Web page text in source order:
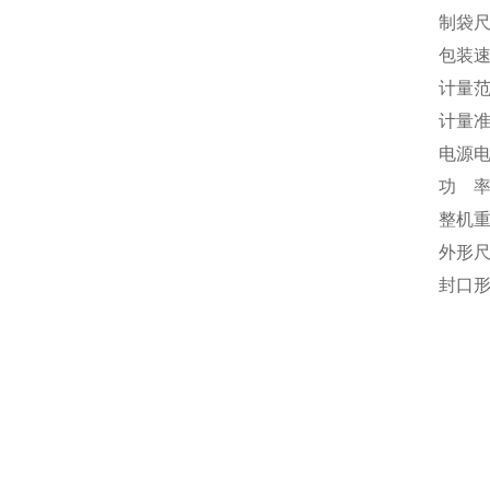
制袋
包装
计量
计量
电源
功 率:
整机
外形
封口